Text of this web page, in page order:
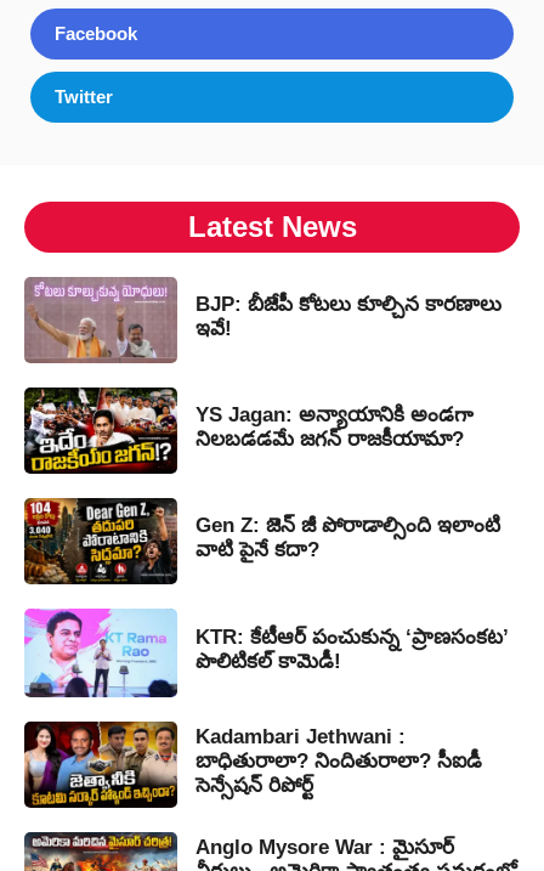
Facebook
Twitter
Latest News
BJP: బీజేపీ కోటలు కూల్చిన కారణాలు
ఇవే!
YS Jagan: అన్యాయానికి అండగా
నిలబడడమే జగన్ రాజకీయామా?
Gen Z: జెన్ జీ పోరాడాల్సింది ఇలాంటి
వాటి పైనే కదా?
KTR: కేటీఆర్ పంచుకున్న ‘ప్రాణసంకట’
పొలిటికల్ కామెడీ!
Kadambari Jethwani :
బాధితురాలా? నిందితురాలా? సీఐడీ
సెన్సేషన్ రిపోర్ట్
Anglo Mysore War : మైసూర్